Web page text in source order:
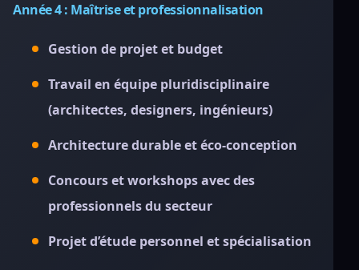
Année 4 : Maîtrise et professionnalisation
Gestion de projet et budget
Travail en équipe pluridisciplinaire
(architectes, designers, ingénieurs)
Architecture durable et éco-conception
Concours et workshops avec des
professionnels du secteur
Projet d’étude personnel et spécialisation